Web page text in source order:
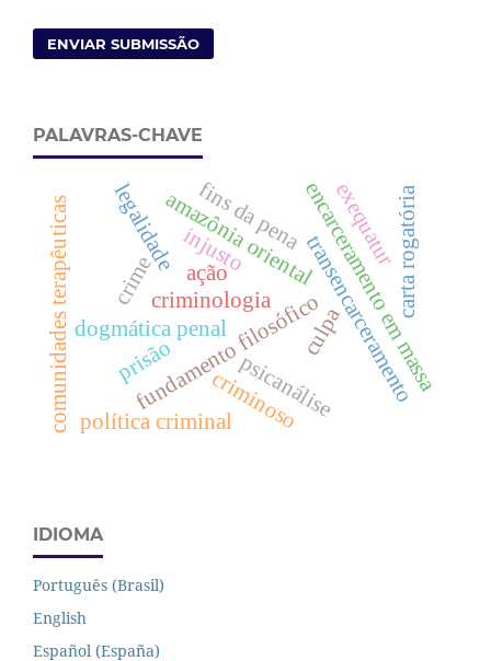
ENVIAR SUBMISSÃO
PALAVRAS-CHAVE
ação
crime
dogmática penal
fundamento filosófico
criminologia
criminoso
psicanálise
injusto
culpa
transencarceramento
encarceramento em massa
comunidades terapêuticas amazônia oriental
fins da pena
política criminal
carta rogatória
exequatur
legalidade
prisão
IDIOMA
Português (Brasil)
English
Español (España)